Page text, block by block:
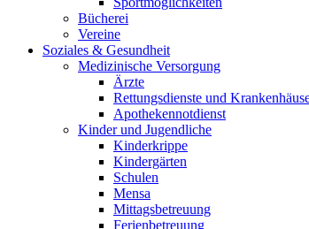
Bücherei
Vereine
Soziales & Gesundheit
Medizinische Versorgung
Ärzte
Rettungsdienste und
Apothekennotdienst
Kinder und Jugendliche
Kinderkrippe
Kindergärten
Schulen
Mensa
Mittagsbetreuung
Ferienbetreuung